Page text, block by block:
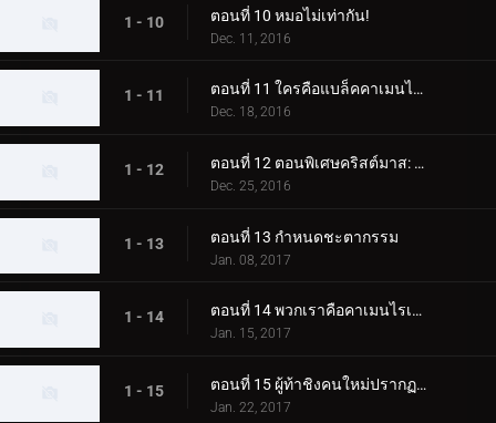
1 - 10 ตอนที่ 10 หมอไม่เท่ากัน!
Dec. 11, 2016
1 - 11 ตอนที่ 11 ใครคือแบล็คคาเมนไรเดอร์?
Dec. 18, 2016
1 - 12 ตอนที่ 12 ตอนพิเศษคริสต์มาส: มุ่งเป้าไปที่คริสต์มาสที่เต็มไปด้วยหิมะ!
Dec. 25, 2016
1 - 13 ตอนที่ 13 กำหนดชะตากรรม
Jan. 08, 2017
1 - 14 ตอนที่ 14 พวกเราคือคาเมนไรเดอร์!
Jan. 15, 2017
1 - 15 ตอนที่ 15 ผู้ท้าชิงคนใหม่ปรากฏตัวแล้ว!
Jan. 22, 2017